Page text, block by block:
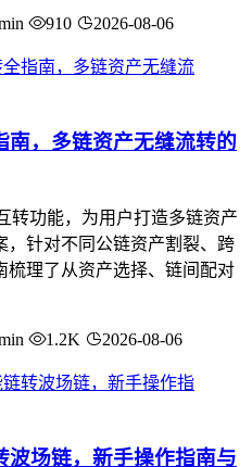
910 2026-08-06
南，多链资产无缝流转的
转功能，为用户打造多链资产
，针对不同公链资产割裂、跨
梳理了从资产选择、链间配对
1.2K 2026-08-06
波场链，新手操作指南与